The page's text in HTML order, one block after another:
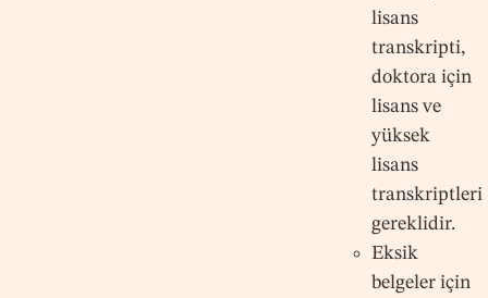
lisans
transkripti,
doktora için
lisans ve
yüksek
lisans
transkriptleri
gereklidir.
Eksik
belgeler için